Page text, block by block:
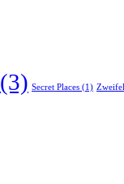
(3) Secret Places (1) Zweifel